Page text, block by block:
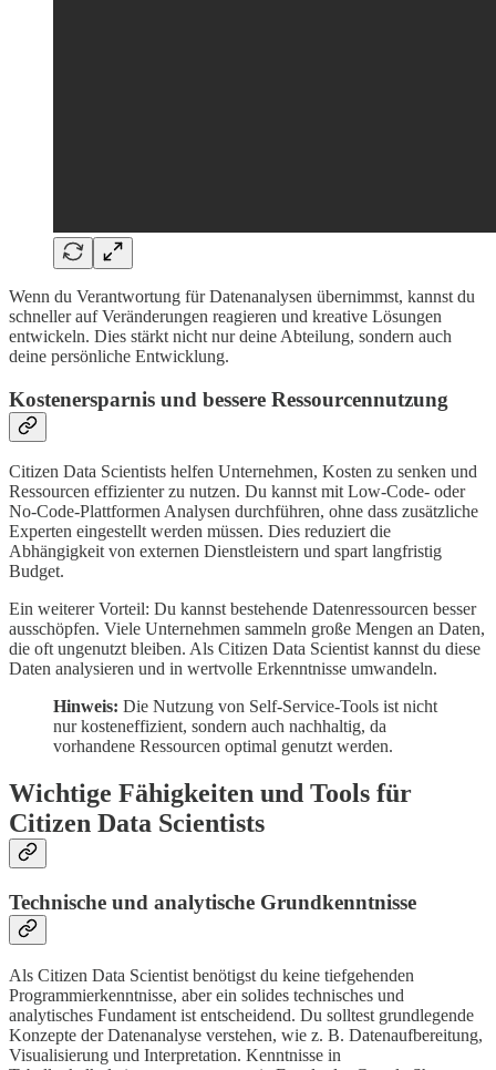
Wenn du Verantwortung für Datenanalysen übernimmst, kannst du
schneller auf Veränderungen reagieren und kreative Lösungen
entwickeln. Dies stärkt nicht nur deine Abteilung, sondern auch
deine persönliche Entwicklung.
Kostenersparnis und bessere Ressourcennutzung
Citizen Data Scientists helfen Unternehmen, Kosten zu senken und
Ressourcen effizienter zu nutzen. Du kannst mit Low-Code- oder
No-Code-Plattformen Analysen durchführen, ohne dass zusätzliche
Experten eingestellt werden müssen. Dies reduziert die
Abhängigkeit von externen Dienstleistern und spart langfristig
Budget.
Ein weiterer Vorteil: Du kannst bestehende Datenressourcen besser
ausschöpfen. Viele Unternehmen sammeln große Mengen an Daten,
die oft ungenutzt bleiben. Als Citizen Data Scientist kannst du diese
Daten analysieren und in wertvolle Erkenntnisse umwandeln.
Hinweis: Die Nutzung von Self-Service-Tools ist nicht
nur kosteneffizient, sondern auch nachhaltig, da
vorhandene Ressourcen optimal genutzt werden.
Wichtige Fähigkeiten und Tools für
Citizen Data Scientists
Technische und analytische Grundkenntnisse
Als Citizen Data Scientist benötigst du keine tiefgehenden
Programmierkenntnisse, aber ein solides technisches und
analytisches Fundament ist entscheidend. Du solltest grundlegende
Konzepte der Datenanalyse verstehen, wie z. B. Datenaufbereitung,
Visualisierung und Interpretation. Kenntnisse in